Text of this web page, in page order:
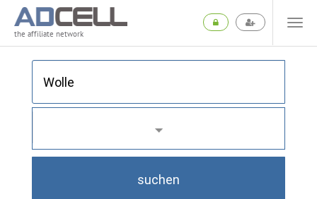
the affiliate network
suchen